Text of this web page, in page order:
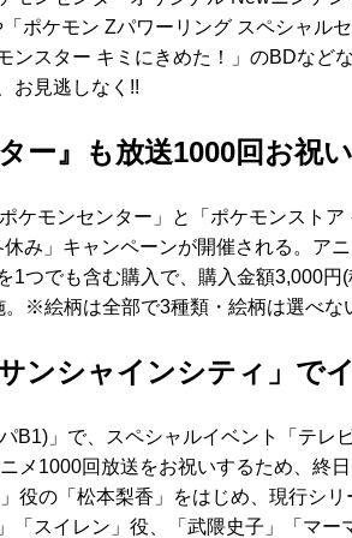
ポケモン Zパワーリング スペシャル
スター キミにきめた！」のBDなど
お見逃しなく!!
』も放送1000回お祝
ケモンセンター」と「ポケモンストア
み」キャンペーンが開催される。ア
1つでも含む購入で、購入金額3,000円
※絵柄は全部で3種類・絵柄は選べな
ンシャインシティ」で
B1)」で、スペシャルイベント「テレ
メ1000回放送をお祝いするため、終
役の「松本梨香」をはじめ、現行シリ
スイレン」役、「武隈史子」「マー